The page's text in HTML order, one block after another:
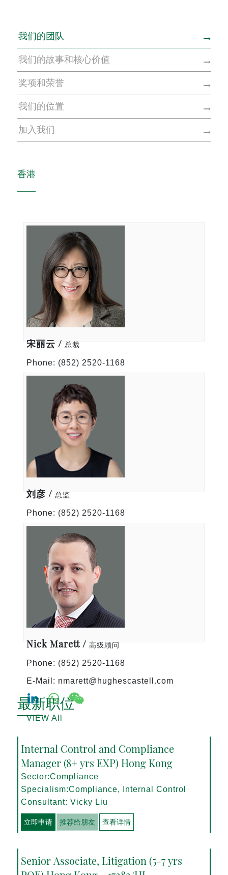
我们的团队
我们的故事和核心价值
奖项和荣誉
我们的位置
加入我们
香港
宋丽云 /总裁
Phone: (852) 2520-1168
VIEW All
刘彦 /总监
Phone: (852) 2520-1168
VIEW All
Nick Marett /高级顾问
Phone: (852) 2520-1168
E-Mail: nmarett@hughescastell.com
VIEW All
最新职位
Internal Control and Compliance
Manager (8+ yrs EXP) Hong Kong
Sector:Compliance
Specialism:Compliance, Internal Control
Consultant: Vicky Liu
立即申请 推荐给朋友 查看详情
Senior Associate, Litigation (5-7 yrs